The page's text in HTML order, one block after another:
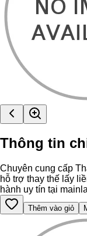
Thông tin
Chuyên cung cấp
hỗ trợ thay thế lấy
hành uy tín tại
Thêm vào giỏ